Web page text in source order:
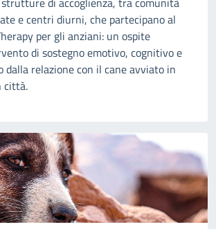
e centri diurni, che partecipano al
per gli anziani: un ospite
di sostegno emotivo, cognitivo e
dalla relazione con il cane avviato in
città.